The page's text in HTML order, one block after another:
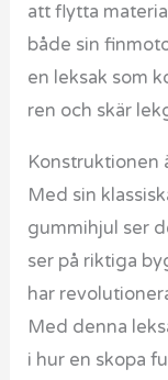
att flytta
både sin
en leksak som
ren och skär
Konstruktionen
Med sin
gummihjul ser
ser på riktiga
har
Med denna
i hur en skopa